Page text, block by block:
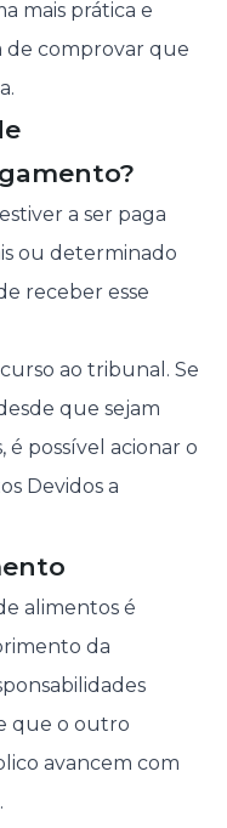
mais prática e
de comprovar que
a ser paga
ou determinado
receber esse
ao tribunal. Se
que sejam
possível acionar o
Devidos a
alimentos é
da
que o outro
avancem com